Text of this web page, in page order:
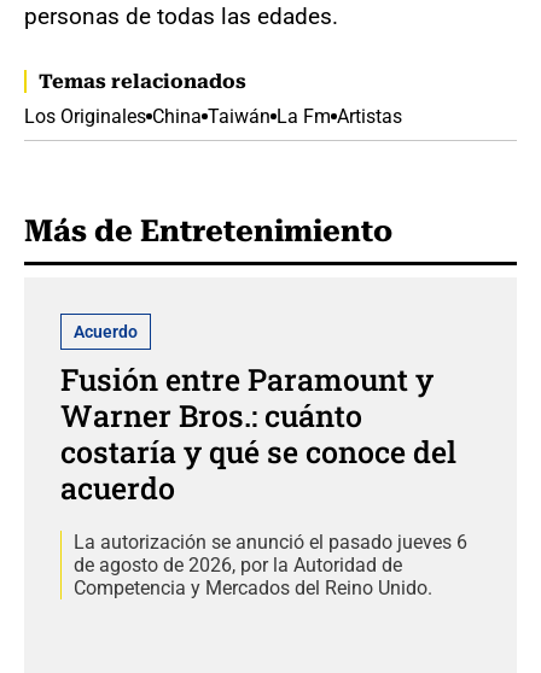
personas de todas las edades.
Temas relacionados
Los Originales China Taiwán La Fm Artistas
Más de Entretenimiento
Acuerdo
Fusión entre Paramount y
Warner Bros.: cuánto
costaría y qué se conoce del
acuerdo
La autorización se anunció el pasado jueves 6
de agosto de 2026, por la Autoridad de
Competencia y Mercados del Reino Unido.